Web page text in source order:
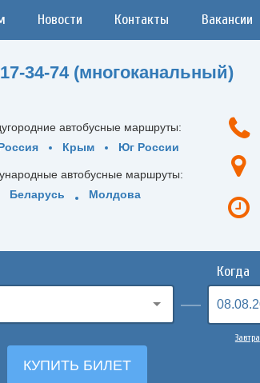
Новости Контакты Вакансии
34-74 (многоканальный)
автобусные маршруты:
Крым Юг России
автобусные маршруты:
Беларусь
Молдова
Когда
Завтра